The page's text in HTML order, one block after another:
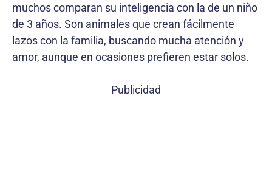
muchos comparan su inteligencia con la de un niño
de 3 años. Son animales que crean fácilmente
lazos con la familia, buscando mucha atención y
amor, aunque en ocasiones prefieren estar solos.
Publicidad